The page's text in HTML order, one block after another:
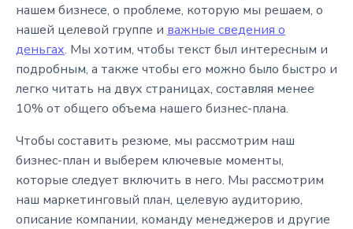
нашем бизнесе, о проблеме, которую мы решаем, о
нашей целевой группе и важные сведения о
деньгах. Мы хотим, чтобы текст был интересным и
подробным, а также чтобы его можно было быстро и
легко читать на двух страницах, составляя менее
10% от общего объема нашего бизнес-плана.
Чтобы составить резюме, мы рассмотрим наш
бизнес-план и выберем ключевые моменты,
которые следует включить в него. Мы рассмотрим
наш маркетинговый план, целевую аудиторию,
описание компании, команду менеджеров и другие